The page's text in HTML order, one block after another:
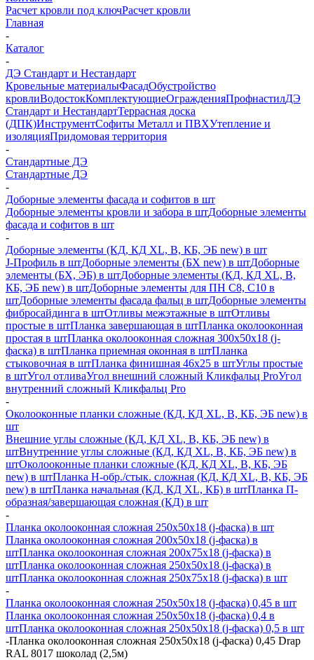
Расчет кровли под ключРасчет кровли
Главная
-
Каталог
-
ДЭ Стандарт и Нестандарт
Кровельные материалыФасадОбустройство
кровлиВодостокКомплектующиеОгражденияПрофнастилДЭ
Стандарт и НестандартТеррасная доска
(ДПК)ИнструментСофиты Металл и ПВХУтепление и
изоляцияПридомовая территория
-
Стандартные ДЭ
Стандартные ДЭ
-
Доборные элементы фасада и софитов в шт
Доборные элементы кровли и забора в штДоборные элементы
фасада и софитов в шт
-
Доборные элементы (КД, КД XL, В, КБ, ЭБ new) в шт
J-Профиль в штДоборные элементы (БХ new) в штДоборные
элементы (БХ, ЭБ) в штДоборные элементы (КД, КД XL, В,
КБ, ЭБ new) в штДоборные элементы для ПН С8, С10 в
штДоборные элементы фасада фальц в штДоборные элементы
фибросайдинга в штОтливы межэтажные в штОтливы
простые в штПланка завершающая в штПланка околооконная
простая в штПланка околооконная сложная 300х50х18 (j-
фаска) в штПланка приемная оконная в штПланка
стыковочная в штПланка финишная 46х25 в штУглы простые
в штУгол отливаУгол внешний сложный Кликфальц ProУгол
внутренний сложный Кликфальц Pro
-
Околооконные планки сложные (КД, КД XL, В, КБ, ЭБ new) в
шт
Внешние углы сложные (КД, КД XL, В, КБ, ЭБ new) в
штВнутренние углы сложные (КД, КД XL, В, КБ, ЭБ new) в
штОколооконные планки сложные (КД, КД XL, В, КБ, ЭБ
new) в штПланка H-обр./стык. сложная (КД, КД XL, В, КБ, ЭБ
new) в штПланка начальная (КД, КД XL, КБ) в штПланка П-
образная/завершающая сложная (КД) в шт
-
Планка околооконная сложная 250х50х18 (j-фаска) в шт
Планка околооконная сложная 200х50х18 (j-фаска) в
штПланка околооконная сложная 200х75х18 (j-фаска) в
штПланка околооконная сложная 250х50х18 (j-фаска) в
штПланка околооконная сложная 250х75х18 (j-фаска) в шт
-
Планка околооконная сложная 250х50х18 (j-фаска) 0,45 в шт
Планка околооконная сложная 250х50х18 (j-фаска) 0,4 в
штПланка околооконная сложная 250х50х18 (j-фаска) 0,5 в шт
-Планка околооконная сложная 250х50х18 (j-фаска) 0,45 Drap
RAL 8017 шоколад (2,5м)